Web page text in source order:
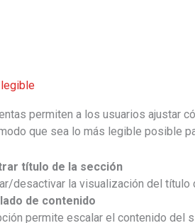
legible
permiten a los usuarios ajustar
que sea lo más legible posible
título de la sección
desactivar la visualización del título
de contenido
permite escalar el contenido del